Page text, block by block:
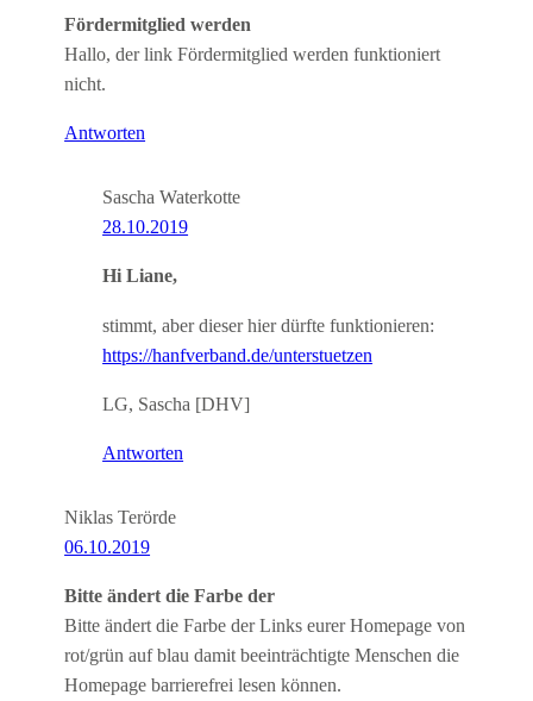
Fördermitglied werden
Hallo, der link Fördermitglied werden funktioniert
nicht.
Antworten
Sascha Waterkotte
28.10.2019
Hi Liane,
stimmt, aber dieser hier dürfte funktionieren:
https://hanfverband.de/unterstuetzen
LG, Sascha [DHV]
Antworten
Niklas Terörde
06.10.2019
Bitte ändert die Farbe der
Bitte ändert die Farbe der Links eurer Homepage von
rot/grün auf blau damit beeinträchtigte Menschen die
Homepage barrierefrei lesen können.